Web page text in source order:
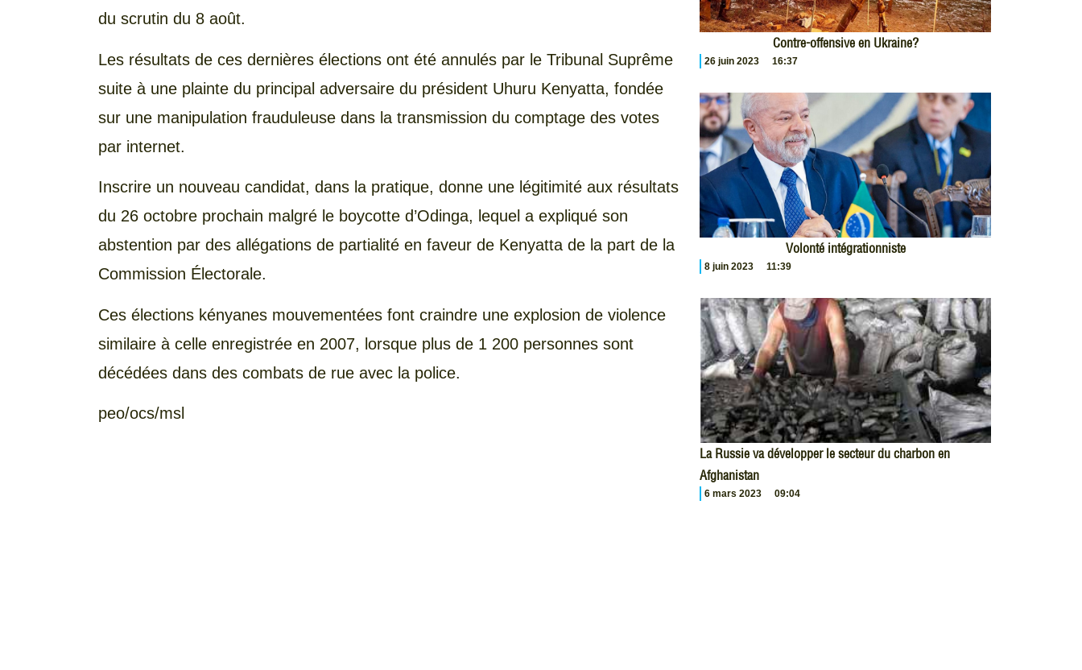
du scrutin du 8 août.
Les résultats de ces dernières élections ont été annulés par le Tribunal Suprême
suite à une plainte du principal adversaire du président Uhuru Kenyatta, fondée
sur une manipulation frauduleuse dans la transmission du comptage des votes
par internet.
Inscrire un nouveau candidat, dans la pratique, donne une légitimité aux résultats
du 26 octobre prochain malgré le boycotte d’Odinga, lequel a expliqué son
abstention par des allégations de partialité en faveur de Kenyatta de la part de la
Commission Électorale.
Ces élections kényanes mouvementées font craindre une explosion de violence
similaire à celle enregistrée en 2007, lorsque plus de 1 200 personnes sont
décédées dans des combats de rue avec la police.
peo/ocs/msl
Contre-offensive en Ukraine?
26 juin 2023 16:37
Volonté intégrationniste
8 juin 2023 11:39
La Russie va développer le secteur du charbon en
Afghanistan
6 mars 2023 09:04